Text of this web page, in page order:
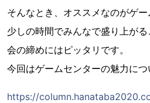
そんなとき、オススメなのがゲー
少しの時間でみんなで盛り上が
会の締めにはピッタリです。
今回はゲームセンターの魅力につ
https://